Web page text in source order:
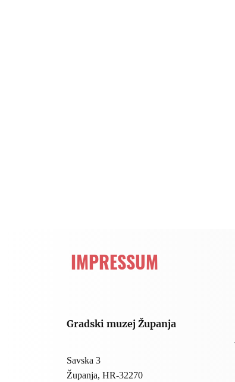
IMPRESSUM
Gradski muzej Županja
Savska 3
Županja, HR-32270